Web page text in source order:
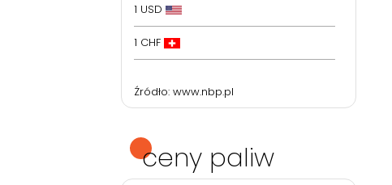
ceny paliw
1 USD
1 CHF
Źródło: www.nbp.pl